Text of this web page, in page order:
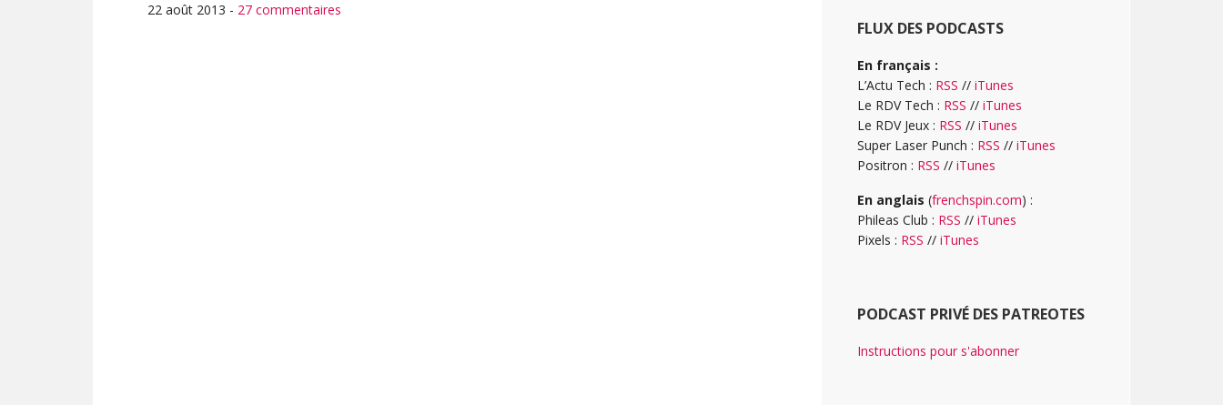
22 août 2013 - 27 commentaires
FLUX DES PODCASTS
En français :
L’Actu Tech : RSS // iTunes
Le RDV Tech : RSS // iTunes
Le RDV Jeux : RSS // iTunes
Super Laser Punch : RSS // iTunes
Positron : RSS // iTunes
En anglais (frenchspin.com) :
Phileas Club : RSS // iTunes
Pixels : RSS // iTunes
PODCAST PRIVÉ DES PATREOTES
Instructions pour s'abonner